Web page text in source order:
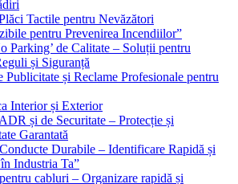
Tactile pentru Nevăzători
pentru Prevenirea Incendiilor”
Parking’ de Calitate – Soluții pentru
și Siguranță
Publicitate și Reclame Profesionale pentru
Interior și Exterior
și de Securitate – Protecție și
Garantată
Durabile – Identificare Rapidă și
Industria Ta”
cabluri – Organizare rapidă și